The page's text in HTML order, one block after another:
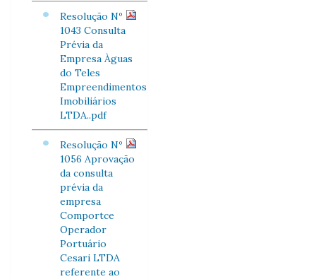
Resolução Nº
1043 Consulta
Prévia da
Empresa Àguas
do Teles
Empreendimentos
Imobiliários
LTDA..pdf
Resolução Nº
1056 Aprovação
da consulta
prévia da
empresa
Comportce
Operador
Portuário
Cesari LTDA
referente ao